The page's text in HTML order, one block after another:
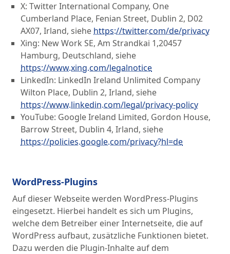
X: Twitter International Company, One
Cumberland Place, Fenian Street, Dublin 2, D02
AX07, Irland, siehe https://twitter.com/de/privacy
Xing: New Work SE, Am Strandkai 1,20457
Hamburg, Deutschland, siehe
https://www.xing.com/legalnotice
LinkedIn: LinkedIn Ireland Unlimited Company
Wilton Place, Dublin 2, Irland, siehe
https://www.linkedin.com/legal/privacy-policy
YouTube: Google Ireland Limited, Gordon House,
Barrow Street, Dublin 4, Irland, siehe
https://policies.google.com/privacy?hl=de
WordPress-Plugins
Auf dieser Webseite werden WordPress-Plugins
eingesetzt. Hierbei handelt es sich um Plugins,
welche dem Betreiber einer Internetseite, die auf
WordPress aufbaut, zusätzliche Funktionen bietet.
Dazu werden die Plugin-Inhalte auf dem